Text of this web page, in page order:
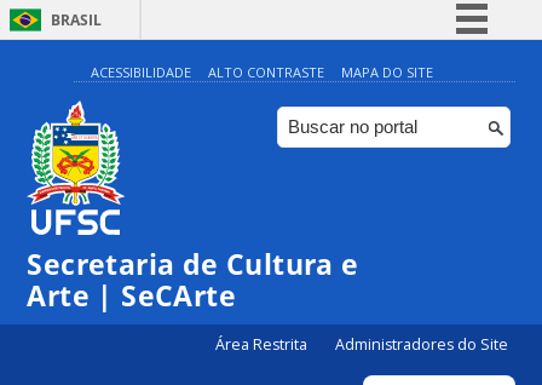
BRASIL
Simplifique!
Comunica BR
Participe
ACESSIBILIDADE ALTO CONTRASTE MAPA DO SITE
Secretaria de Cultura e
Arte | SeCArte
Área Restrita Administradores do Site
0:00
1:00